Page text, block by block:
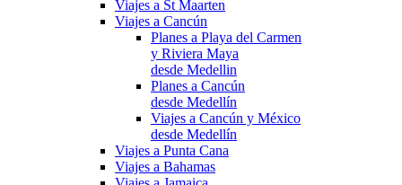
Viajes a St Maarten
Viajes a Cancún
Planes a Playa del Carmen
y Riviera Maya
desde Medellin
Planes a Cancún
desde Medellín
Viajes a Cancún y México
desde Medellín
Viajes a Punta Cana
Viajes a Bahamas